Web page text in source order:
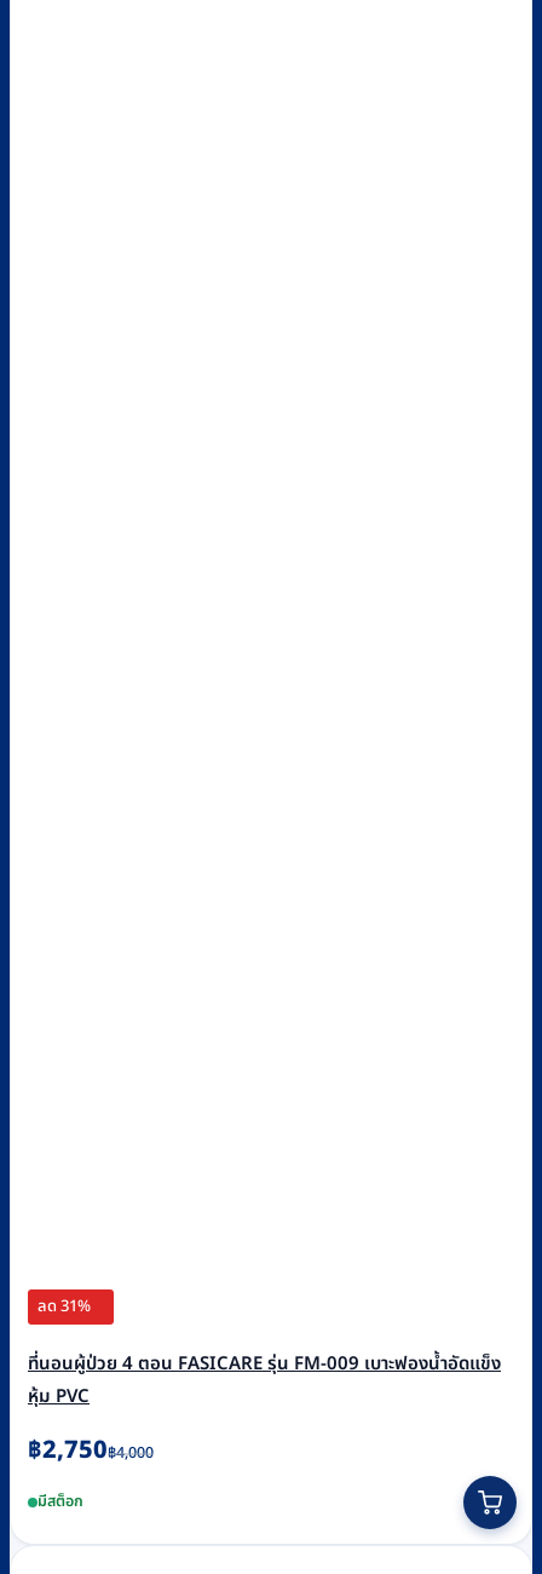
ลด 31%
ที่นอนผู้ป่วย 4 ตอน FASICARE รุ่น FM-009 เบาะฟองน้ำอัดแข็ง
หุ้ม PVC
฿4,000
Original
was:
฿4,000.
฿2,750
Current
is:
฿2,750.
มีสต็อก